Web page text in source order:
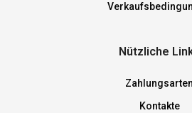
Nützliche
Zahlungsarten
Kontakte